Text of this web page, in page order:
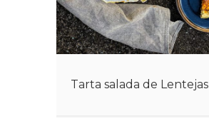
Tarta salada de Lentejas